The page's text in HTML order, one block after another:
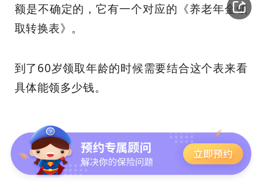
额是不确定的，它有一个对应的《养老年金领
取转换表》。
到了60岁领取年龄的时候需要结合这个表来看
具体能领多少钱。
结论：想要兼顾安全和投资属性的可以考虑一
下专属商业养老金，和增额寿、普通的商业年
金一样，它们都受《保险法》的约束。而且它